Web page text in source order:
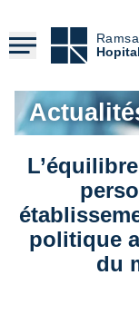
contenu
principal
politique
du